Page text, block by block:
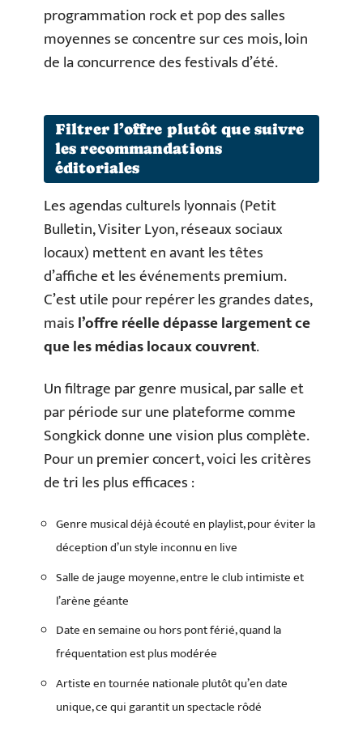
programmation rock et pop des salles
moyennes se concentre sur ces mois, loin
de la concurrence des festivals d’été.
Filtrer l’offre plutôt que suivre
les recommandations
éditoriales
Les agendas culturels lyonnais (Petit
Bulletin, Visiter Lyon, réseaux sociaux
locaux) mettent en avant les têtes
d’affiche et les événements premium.
C’est utile pour repérer les grandes dates,
maisl’offre réelle dépasse largement ce
que les médias locaux couvrent.
Un filtrage par genre musical, par salle et
par période sur une plateforme comme
Songkick donne une vision plus complète.
Pour un premier concert, voici les critères
de tri les plus efficaces :
Genre musical déjà écouté en playlist, pour éviter la
déception d’un style inconnu en live
Salle de jauge moyenne, entre le club intimiste et
l’arène géante
Date en semaine ou hors pont férié, quand la
fréquentation est plus modérée
Artiste en tournée nationale plutôt qu’en date
unique, ce qui garantit un spectacle rôdé